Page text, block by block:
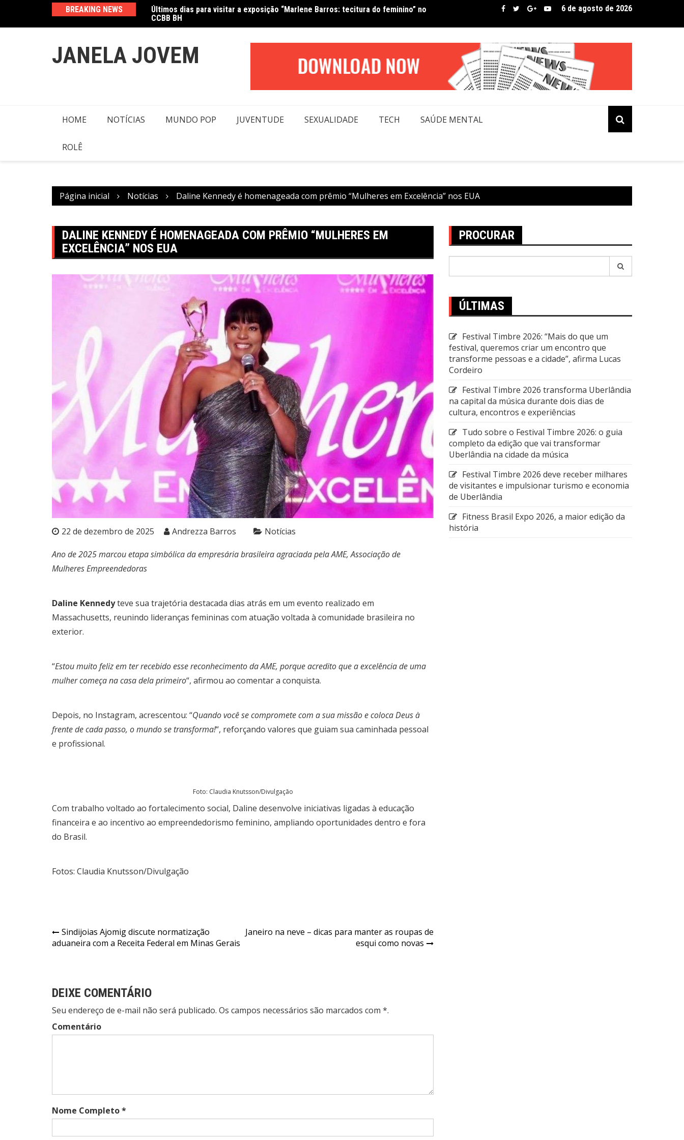
o
BREAKING NEWS
CCBB BH
Amanda Mangili transforma beleza e inclusão em conexão real nas redes
Van Nobre assina lista de convidados em festival que revela novos
6 de agosto de 2026
JANELA JOVEM
HOME NOTÍCIAS MUNDO POP JUVENTUDE SEXUALIDADE TECH SAÚDE MENTAL
ROLÊ
Página inicial Notícias Daline Kennedy é homenageada com prêmio “Mulheres em Excelência” nos EUA
DALINE KENNEDY É HOMENAGEADA COM PRÊMIO “MULHERES EM
EXCELÊNCIA” NOS EUA
22 de dezembro de 2025 Andrezza Barros Notícias
Ano de 2025 marcou etapa simbólica da empresária brasileira agraciada pela AME, Associação de
Mulheres Empreendedoras
Daline Kennedyteve sua trajetória destacada dias atrás em um evento realizado em
Massachusetts, reunindo lideranças femininas com atuação voltada à comunidade brasileira no
exterior.
“Estou muito feliz em ter recebido esse reconhecimento da AME, porque acredito que a excelência de uma
mulher começa na casa dela primeiro“, afirmou ao comentar a conquista.
Depois, no Instagram, acrescentou: “Quando você se compromete com a sua missão e coloca Deus à
frente de cada passo, o mundo se transforma!“, reforçando valores que guiam sua caminhada pessoal
e profissional.
Foto: Claudia Knutsson/Divulgação
Com trabalho voltado ao fortalecimento social, Daline desenvolve iniciativas ligadas à educação
financeira e ao incentivo ao empreendedorismo feminino, ampliando oportunidades dentro e fora
do Brasil.
Fotos: Claudia Knutsson/Divulgação
Navegação
de
Sindijoias Ajomig discute normatização
aduaneira com a Receita Federal em Minas Gerais
Janeiro na neve – dicas para manter as roupas de
esqui como novas
DEIXE COMENTÁRIO
Seu endereço de e-mail não será publicado. Os campos necessários são marcados com *.
Comentário
Nome Completo *
PROCURAR
ÚLTIMAS
Festival Timbre 2026: “Mais do que um
festival, queremos criar um encontro que
transforme pessoas e a cidade”, afirma Lucas
Cordeiro
Festival Timbre 2026 transforma Uberlândia
na capital da música durante dois dias de
cultura, encontros e experiências
Tudo sobre o Festival Timbre 2026: o guia
completo da edição que vai transformar
Uberlândia na cidade da música
Festival Timbre 2026 deve receber milhares
de visitantes e impulsionar turismo e economia
de Uberlândia
Fitness Brasil Expo 2026, a maior edição da
história